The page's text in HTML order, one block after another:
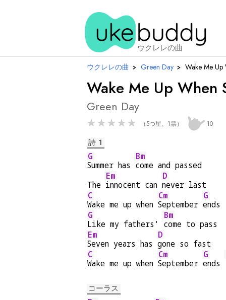
ウクレレの曲
ウクレレの曲 › Green Day › Wake Me Up
Wake Me Up When
Green Day
★ ★ ★ ★ ★ （5つ星、1票） 10
詩 1
G
Summer has
Bm
come and passed
The
Em
innocent can
D
never last
C
Wake me up when
Cm
September
G
ends
G
Like my fathers'
Bm
come to pass
Em
Seven years has
D
gone so fast
C
Wake me up when
Cm
September
G
ends
コーラス